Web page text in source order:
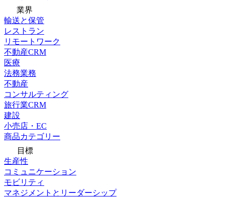
業界
輸送と保管
レストラン
リモートワーク
不動産CRM
医療
法務業務
不動産
コンサルティング
旅行業CRM
建設
小売店・EC
商品カテゴリー
目標
生産性
コミュニケーション
モビリティ
マネジメントとリーダーシップ